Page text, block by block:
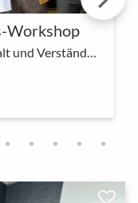
Workshop
Workshop für mehr Zusammenhalt und Verständnis
laden
Inklusions-
in eurem